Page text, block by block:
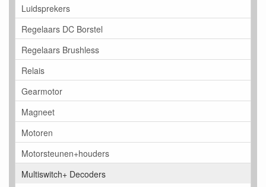
Luidsprekers
Regelaars DC Borstel
Regelaars Brushless
Relais
Gearmotor
Magneet
Motoren
Motorsteunen+houders
Multiswitch+ Decoders